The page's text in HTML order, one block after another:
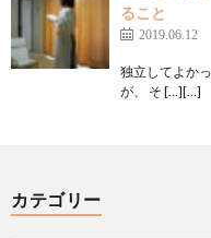
ること
2019.06.12
独立してよか
が、 そ […][…]
カテゴリー